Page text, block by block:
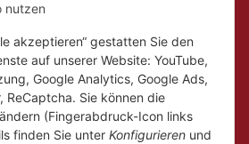
nutzen
akzeptieren“ gestatten Sie den
auf unserer Website: YouTube,
Google Analytics, Google Ads,
ReCaptcha. Sie können die
(Fingerabdruck-Icon links
finden Sie unter Konfigurieren und
- 18:00
10:00 - 14:00